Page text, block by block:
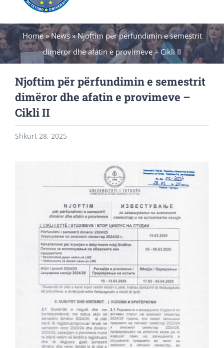
Home»News»Njoftim për përfundimin e semestrit
dimëror dhe afatin e provimeve – Cikli II
Njoftim për përfundimin e semestrit
dimëror dhe afatin e provimeve –
Cikli II
Shkurt 28, 2025